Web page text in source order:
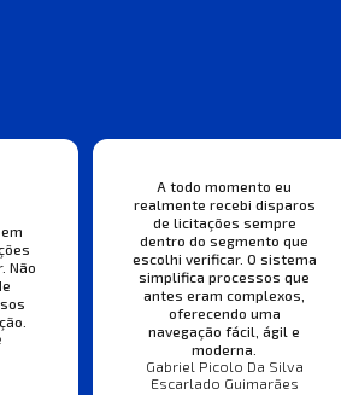
Não
A todo momento eu
realmente recebi disparos
de licitações sempre
dentro do segmento que
escolhi verificar. O sistema
simplifica processos que
antes eram complexos,
oferecendo uma
navegação fácil, ágil e
moderna.
Gabriel Picolo Da Silva
Escarlado Guimarães